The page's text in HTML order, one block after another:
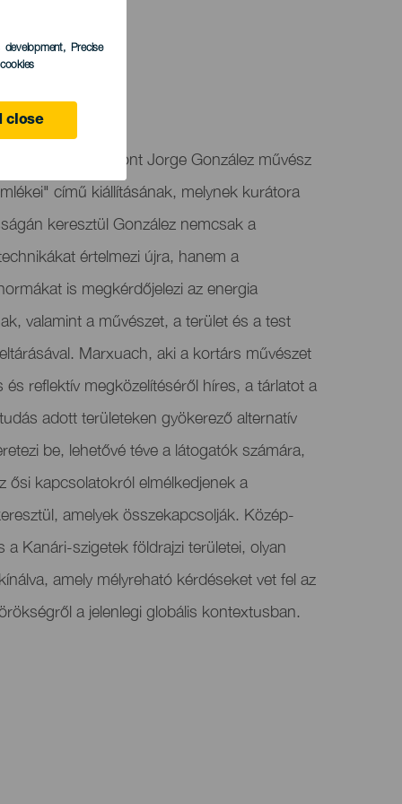
development, Precise
close
las Artes ad otthont Jorge González művész
című kiállításának, melynek kurátora
keresztül González nemcsak a
értelmezi újra, hanem a
is megkérdőjelezi az energia
valamint a művészet, a terület és a test
Marxuach, aki a kortárs művészet
reflektív megközelítéséről híres, a tárlatot a
adott területeken gyökerező alternatív
be, lehetővé téve a látogatók számára,
ősi kapcsolatokról elmélkedjenek a
amelyek összekapcsolják. Közép-
Kanári-szigetek földrajzi területei, olyan
amely mélyreható kérdéseket vet fel az
a jelenlegi globális kontextusban.